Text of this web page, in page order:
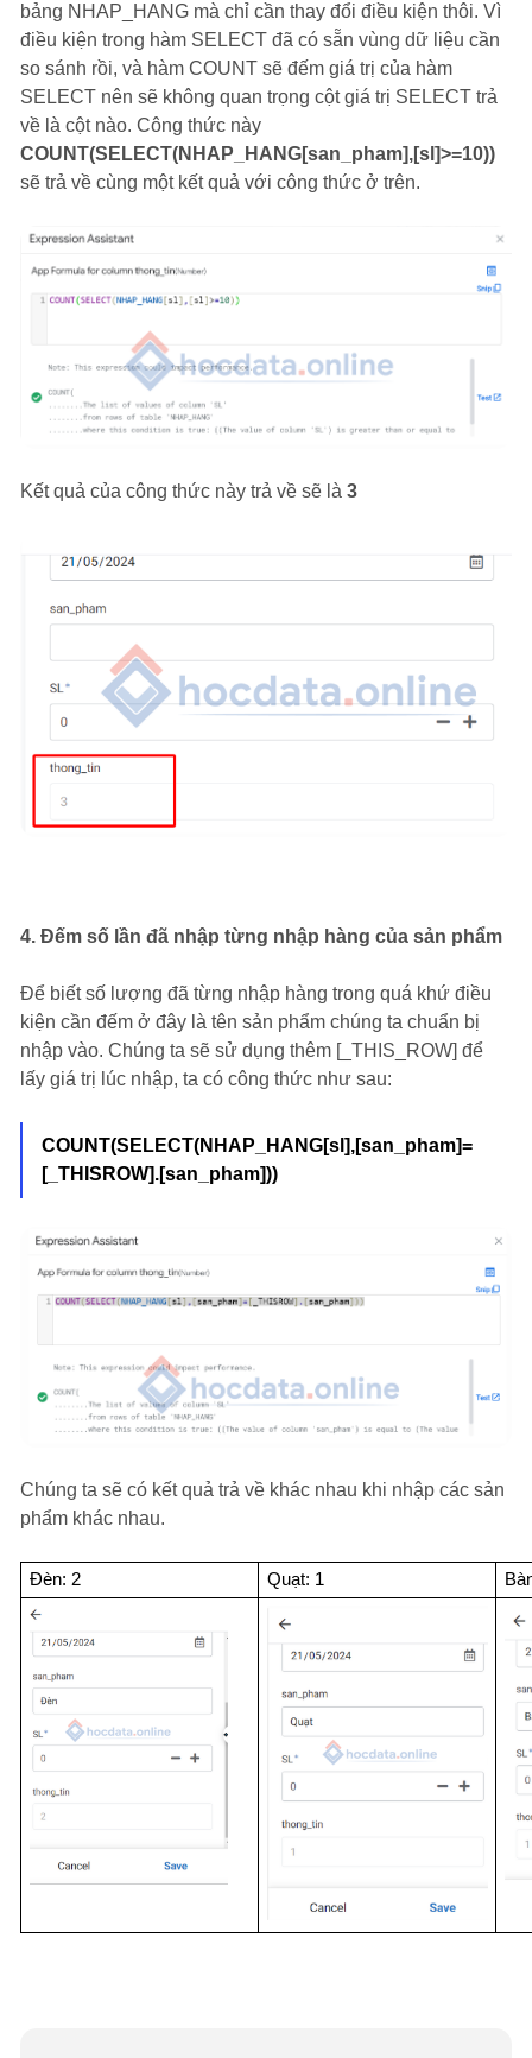
bảng NHAP_HANG mà chỉ cần thay đổi điều kiện thôi. Vì
điều kiện trong hàm SELECT đã có sẵn vùng dữ liệu cần
so sánh rồi, và hàm COUNT sẽ đếm giá trị của hàm
SELECT nên sẽ không quan trọng cột giá trị SELECT trả
về là cột nào. Công thức này
COUNT(SELECT(NHAP_HANG[san_pham],[sl]>=10))
sẽ trả về cùng một kết quả với công thức ở trên.
Kết quả của công thức này trả về sẽ là 3
4. Đếm số lần đã nhập từng nhập hàng của sản phẩm
Để biết số lượng đã từng nhập hàng trong quá khứ điều
kiện cần đếm ở đây là tên sản phẩm chúng ta chuẩn bị
nhập vào. Chúng ta sẽ sử dụng thêm [_THIS_ROW] để
lấy giá trị lúc nhập, ta có công thức như sau:
COUNT(SELECT(NHAP_HANG[sl],[san_pham]=
[_THISROW].[san_pham]))
Chúng ta sẽ có kết quả trả về khác nhau khi nhập các sản
phẩm khác nhau.
Đèn: 2 Quạt: 1